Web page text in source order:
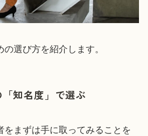
選び方を紹介します。
知名度」で選ぶ
をまずは手に取ってみることを